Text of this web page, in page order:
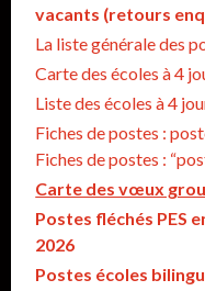
vacants (retours
La liste générale des
Carte des écoles à 4
Liste des écoles à 4
Fiches de postes :
Fiches de postes :
Carte des vœux
Postes fléchés PES
2026
Postes écoles